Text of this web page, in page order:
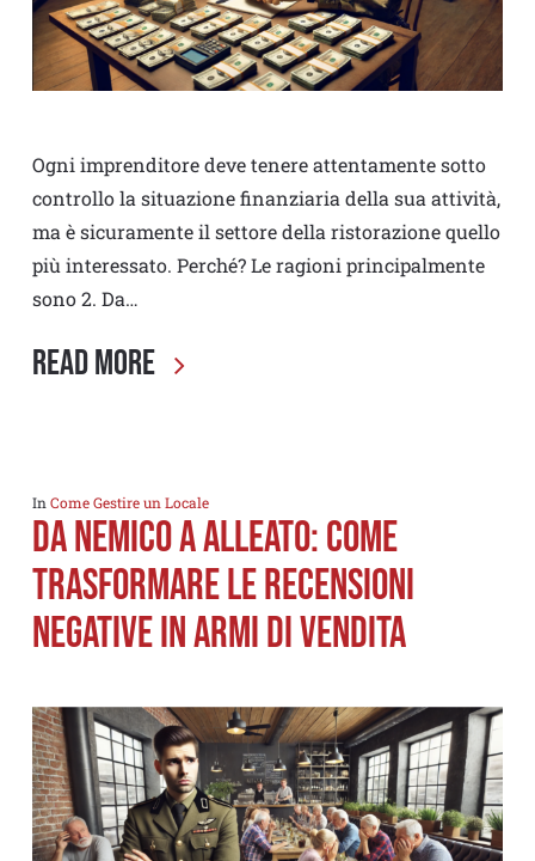
Ogni imprenditore deve tenere attentamente sotto
controllo la situazione finanziaria della sua attività,
ma è sicuramente il settore della ristorazione quello
più interessato. Perché? Le ragioni principalmente
sono 2. Da…
Read More
InCome Gestire un Locale
Da Nemico a Alleato: Come
Trasformare LE recensioni
negative in Armi di Vendita